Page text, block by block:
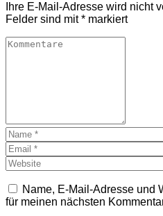
Ihre E-Mail-Adresse wird nicht
Felder sind mit* markiert
Name, E-Mail-Adresse und
für meinen nächsten